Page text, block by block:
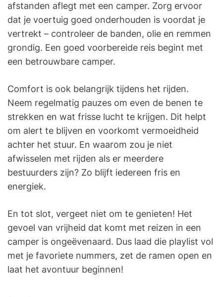
afstanden aflegt met een camper. Zorg ervoor
dat je voertuig goed onderhouden is voordat je
vertrekt – controleer de banden, olie en remmen
grondig. Een goed voorbereide reis begint met
een betrouwbare camper.
Comfort is ook belangrijk tijdens het rijden.
Neem regelmatig pauzes om even de benen te
strekken en wat frisse lucht te krijgen. Dit helpt
om alert te blijven en voorkomt vermoeidheid
achter het stuur. En waarom zou je niet
afwisselen met rijden als er meerdere
bestuurders zijn? Zo blijft iedereen fris en
energiek.
En tot slot, vergeet niet om te genieten! Het
gevoel van vrijheid dat komt met reizen in een
camper is ongeëvenaard. Dus laad die playlist vol
met je favoriete nummers, zet de ramen open en
laat het avontuur beginnen!